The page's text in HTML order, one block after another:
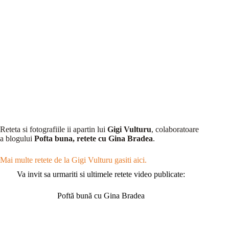
Reteta si fotografiile ii apartin lui Gigi Vulturu, colaboratoare
a blogului Pofta buna, retete cu Gina Bradea.
Mai multe retete de la Gigi Vulturu gasiti aici.
Va invit sa urmariti si ultimele retete video publicate:
Poftă bună cu Gina Bradea